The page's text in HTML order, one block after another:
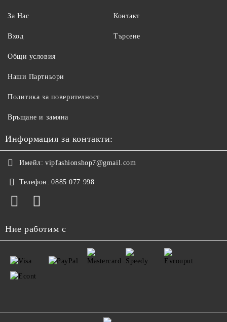
За Нас
Вход
Контакт
Търсене
Общи условия
Наши Партньори
Политика за поверителност
Връщане и замяна
Информация за контакти:
Имейл: vipfashionshop7@gmail.com
Телефон: 0885 077 998
Ние работим с